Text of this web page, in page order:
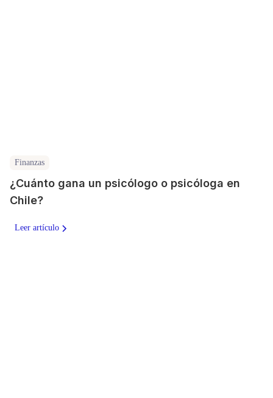
Finanzas
¿Cuánto gana un psicólogo o psicóloga en
Chile?
Leer artículo